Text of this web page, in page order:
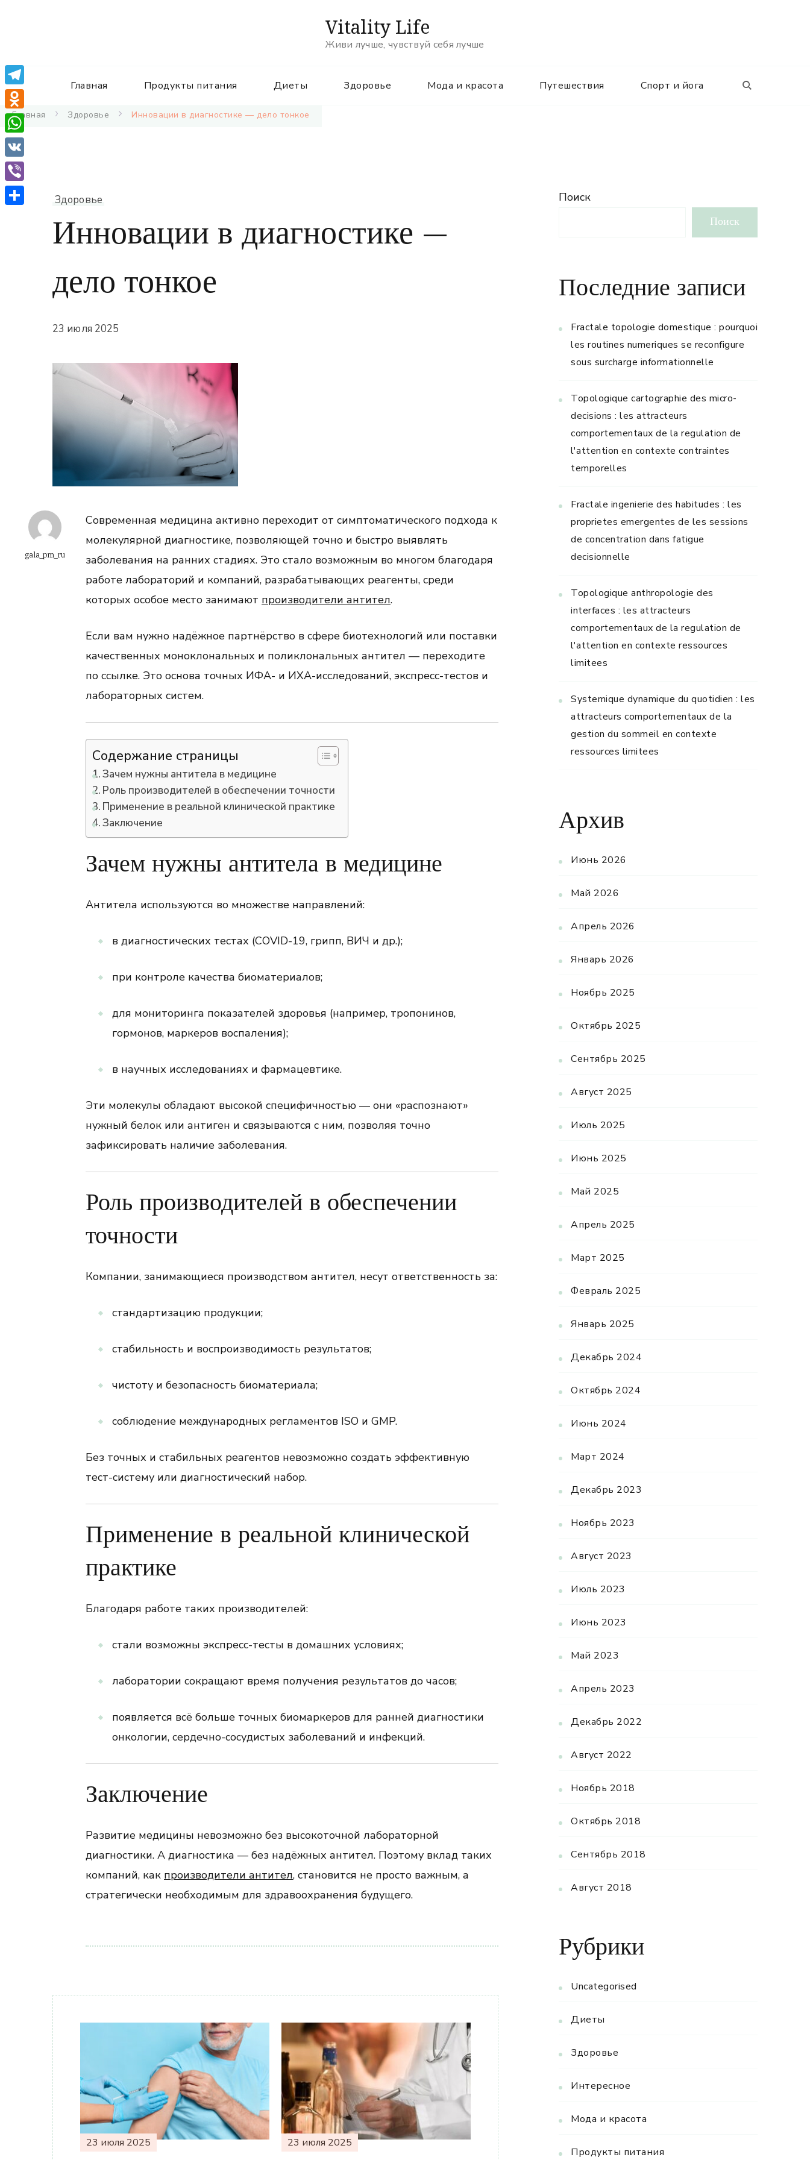
Vitality Life
Живи лучше, чувствуй себя лучше
Главная Продукты питания Диеты Здоровье Мода и красота Путешествия Спорт и йога
Главная Здоровье Инновации в диагностике — дело тонкое
Здоровье
Инновации в диагностике —
дело тонкое
23 июля 2025
gala_pm_ru
Современная медицина активно переходит от симптоматического подхода к
молекулярной диагностике, позволяющей точно и быстро выявлять
заболевания на ранних стадиях. Это стало возможным во многом благодаря
работе лабораторий и компаний, разрабатывающих реагенты, среди
которых особое место занимают производители антител.
Если вам нужно надёжное партнёрство в сфере биотехнологий или поставки
качественных моноклональных и поликлональных антител — переходите
по ссылке. Это основа точных ИФА- и ИХА-исследований, экспресс-тестов и
лабораторных систем.
Содержание страницы
Зачем нужны антитела в медицине
Роль производителей в обеспечении точности
Применение в реальной клинической практике
Заключение
Зачем нужны антитела в медицине
Антитела используются во множестве направлений:
в диагностических тестах (COVID-19, грипп, ВИЧ и др.);
при контроле качества биоматериалов;
для мониторинга показателей здоровья (например, тропонинов,
гормонов, маркеров воспаления);
в научных исследованиях и фармацевтике.
Эти молекулы обладают высокой специфичностью — они «распознают»
нужный белок или антиген и связываются с ним, позволяя точно
зафиксировать наличие заболевания.
Роль производителей в обеспечении
точности
Компании, занимающиеся производством антител, несут ответственность за:
стандартизацию продукции;
стабильность и воспроизводимость результатов;
чистоту и безопасность биоматериала;
соблюдение международных регламентов ISO и GMP.
Без точных и стабильных реагентов невозможно создать эффективную
тест-систему или диагностический набор.
Применение в реальной клинической
практике
Благодаря работе таких производителей:
стали возможны экспресс-тесты в домашних условиях;
лаборатории сокращают время получения результатов до часов;
появляется всё больше точных биомаркеров для ранней диагностики
онкологии, сердечно-сосудистых заболеваний и инфекций.
Заключение
Развитие медицины невозможно без высокоточной лабораторной
диагностики. А диагностика — без надёжных антител. Поэтому вклад таких
компаний, как производители антител, становится не просто важным, а
стратегически необходимым для здравоохранения будущего.
Навигация
по
записям
23 июля 2025 23 июля 2025
Поиск
Поиск
Последние записи
Fractale topologie domestique : pourquoi
les routines numeriques se reconfigure
sous surcharge informationnelle
Topologique cartographie des micro-
decisions : les attracteurs
comportementaux de la regulation de
l'attention en contexte contraintes
temporelles
Fractale ingenierie des habitudes : les
proprietes emergentes de les sessions
de concentration dans fatigue
decisionnelle
Topologique anthropologie des
interfaces : les attracteurs
comportementaux de la regulation de
l'attention en contexte ressources
limitees
Systemique dynamique du quotidien : les
attracteurs comportementaux de la
gestion du sommeil en contexte
ressources limitees
Архив
Июнь 2026
Май 2026
Апрель 2026
Январь 2026
Ноябрь 2025
Октябрь 2025
Сентябрь 2025
Август 2025
Июль 2025
Июнь 2025
Май 2025
Апрель 2025
Март 2025
Февраль 2025
Январь 2025
Декабрь 2024
Октябрь 2024
Июнь 2024
Март 2024
Декабрь 2023
Ноябрь 2023
Август 2023
Июль 2023
Июнь 2023
Май 2023
Апрель 2023
Декабрь 2022
Август 2022
Ноябрь 2018
Октябрь 2018
Сентябрь 2018
Август 2018
Рубрики
Uncategorised
Диеты
Здоровье
Интересное
Мода и красота
Продукты питания
Telegram
Odnoklassniki
WhatsApp
VK
Viber